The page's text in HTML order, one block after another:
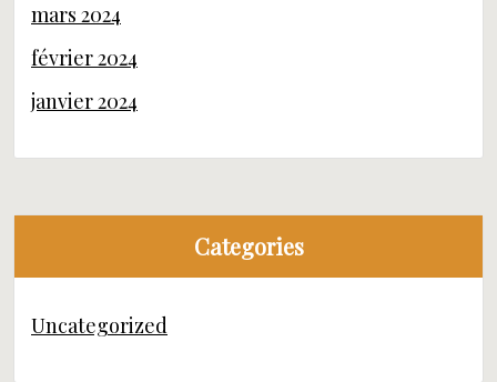
mars 2024
février 2024
janvier 2024
Categories
Uncategorized